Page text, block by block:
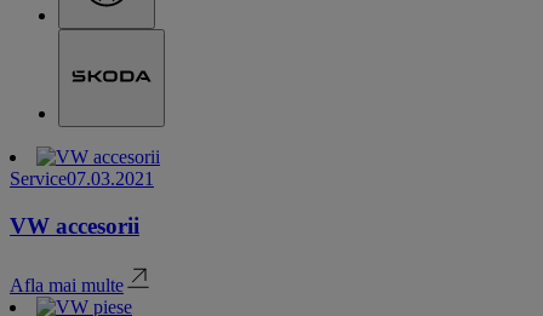
Service07.03.2021
VW accesorii
Afla mai multe